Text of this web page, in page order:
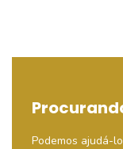
Podemos ajudá-